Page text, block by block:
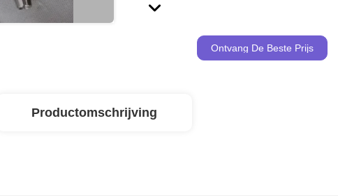
Ontvang De Beste Prijs
Productomschrijving